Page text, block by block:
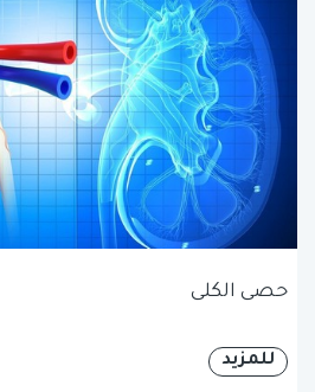
حصى الكلى
للمزيد